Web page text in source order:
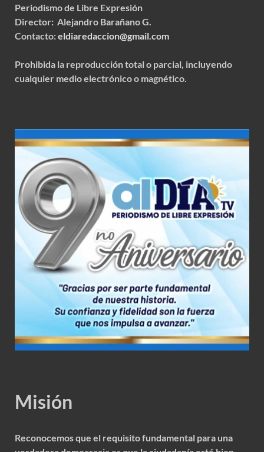
Periodismo de Libre Expresión
Director: Alejandro Barañano G.
Contacto:eldiaredaccion@gmail.com
Prohibida la reproducción total o parcial, incluyendo
cualquier medio electrónico o magnético.
Misión
Reconocemos que el requisito fundamental para una